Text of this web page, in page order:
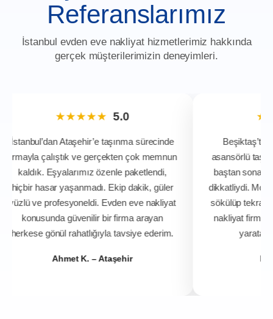
Referanslarımız
İstanbul evden eve nakliyat hizmetlerimiz hakkında
gerçek müşterilerimizin deneyimleri.
★★★★★ 5.0
İstanbul’dan Ataşehir’e taşınma sürecinde
firmayla çalıştık ve gerçekten çok memnun
kaldık. Eşyalarımız özenle paketlendi,
hiçbir hasar yaşanmadı. Ekip dakik, güler
yüzlü ve profesyoneldi. Evden eve nakliyat
konusunda güvenilir bir firma arayan
herkese gönül rahatlığıyla tavsiye ederim.
Ahmet K. – Ataşehir
Beşiktaş’tan
asansörlü
baştan sona
dikkatliydi.
sökülüp tekrar
nakliyat
yaratan